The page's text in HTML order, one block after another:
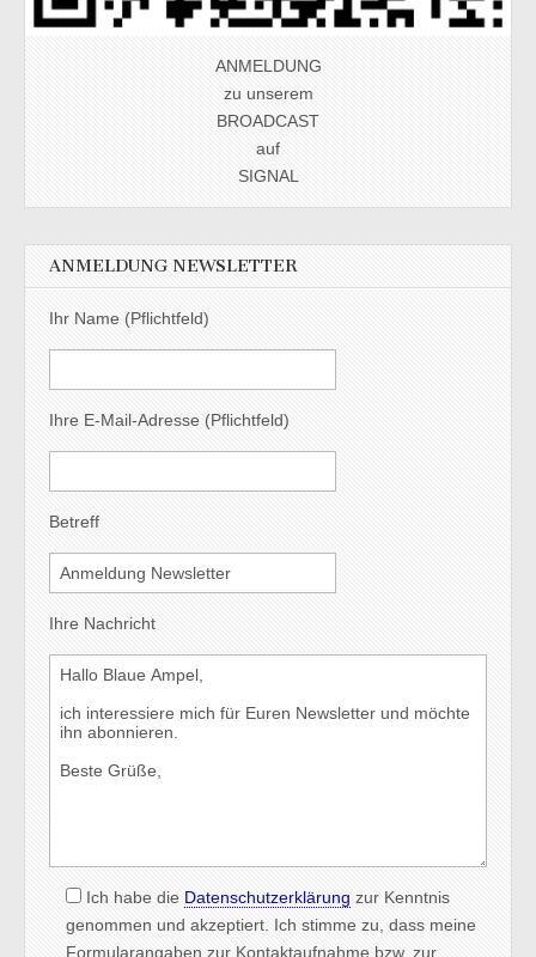
ANMELDUNG
zu unserem
BROADCAST
auf
SIGNAL
ANMELDUNG NEWSLETTER
Ihr Name (Pflichtfeld)
Ihre E-Mail-Adresse (Pflichtfeld)
Betreff
Ihre Nachricht
Ich habe die Datenschutzerklärung zur Kenntnis
genommen und akzeptiert. Ich stimme zu, dass meine
Formularangaben zur Kontaktaufnahme bzw. zur